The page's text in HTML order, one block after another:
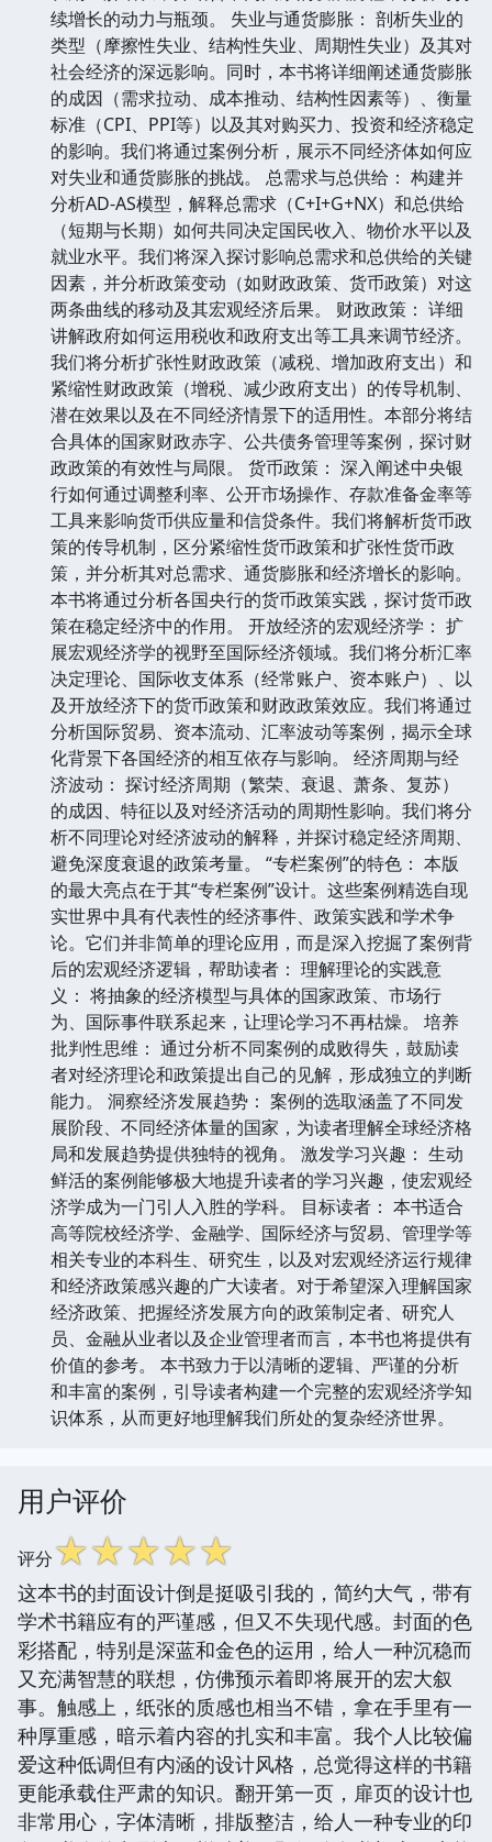
续增长的动力与瓶颈。 失业与通货膨胀： 剖析失业的
类型（摩擦性失业、结构性失业、周期性失业）及其对
社会经济的深远影响。同时，本书将详细阐述通货膨胀
的成因（需求拉动、成本推动、结构性因素等）、衡量
标准（CPI、PPI等）以及其对购买力、投资和经济稳定
的影响。我们将通过案例分析，展示不同经济体如何应
对失业和通货膨胀的挑战。 总需求与总供给： 构建并
分析AD-AS模型，解释总需求（C+I+G+NX）和总供给
（短期与长期）如何共同决定国民收入、物价水平以及
就业水平。我们将深入探讨影响总需求和总供给的关键
因素，并分析政策变动（如财政政策、货币政策）对这
两条曲线的移动及其宏观经济后果。 财政政策： 详细
讲解政府如何运用税收和政府支出等工具来调节经济。
我们将分析扩张性财政政策（减税、增加政府支出）和
紧缩性财政政策（增税、减少政府支出）的传导机制、
潜在效果以及在不同经济情景下的适用性。本部分将结
合具体的国家财政赤字、公共债务管理等案例，探讨财
政政策的有效性与局限。 货币政策： 深入阐述中央银
行如何通过调整利率、公开市场操作、存款准备金率等
工具来影响货币供应量和信贷条件。我们将解析货币政
策的传导机制，区分紧缩性货币政策和扩张性货币政
策，并分析其对总需求、通货膨胀和经济增长的影响。
本书将通过分析各国央行的货币政策实践，探讨货币政
策在稳定经济中的作用。 开放经济的宏观经济学： 扩
展宏观经济学的视野至国际经济领域。我们将分析汇率
决定理论、国际收支体系（经常账户、资本账户）、以
及开放经济下的货币政策和财政政策效应。我们将通过
分析国际贸易、资本流动、汇率波动等案例，揭示全球
化背景下各国经济的相互依存与影响。 经济周期与经
济波动： 探讨经济周期（繁荣、衰退、萧条、复苏）
的成因、特征以及对经济活动的周期性影响。我们将分
析不同理论对经济波动的解释，并探讨稳定经济周期、
避免深度衰退的政策考量。 “专栏案例”的特色： 本版
的最大亮点在于其“专栏案例”设计。这些案例精选自现
实世界中具有代表性的经济事件、政策实践和学术争
论。它们并非简单的理论应用，而是深入挖掘了案例背
后的宏观经济逻辑，帮助读者： 理解理论的实践意
义： 将抽象的经济模型与具体的国家政策、市场行
为、国际事件联系起来，让理论学习不再枯燥。 培养
批判性思维： 通过分析不同案例的成败得失，鼓励读
者对经济理论和政策提出自己的见解，形成独立的判断
能力。 洞察经济发展趋势： 案例的选取涵盖了不同发
展阶段、不同经济体量的国家，为读者理解全球经济格
局和发展趋势提供独特的视角。 激发学习兴趣： 生动
鲜活的案例能够极大地提升读者的学习兴趣，使宏观经
济学成为一门引人入胜的学科。 目标读者： 本书适合
高等院校经济学、金融学、国际经济与贸易、管理学等
相关专业的本科生、研究生，以及对宏观经济运行规律
和经济政策感兴趣的广大读者。对于希望深入理解国家
经济政策、把握经济发展方向的政策制定者、研究人
员、金融从业者以及企业管理者而言，本书也将提供有
价值的参考。 本书致力于以清晰的逻辑、严谨的分析
和丰富的案例，引导读者构建一个完整的宏观经济学知
识体系，从而更好地理解我们所处的复杂经济世界。
用户评价
评分☆☆☆☆☆
这本书的封面设计倒是挺吸引我的，简约大气，带有
学术书籍应有的严谨感，但又不失现代感。封面的色
彩搭配，特别是深蓝和金色的运用，给人一种沉稳而
又充满智慧的联想，仿佛预示着即将展开的宏大叙
事。触感上，纸张的质感也相当不错，拿在手里有一
种厚重感，暗示着内容的扎实和丰富。我个人比较偏
爱这种低调但有内涵的设计风格，总觉得这样的书籍
更能承载住严肃的知识。翻开第一页，扉页的设计也
非常用心，字体清晰，排版整洁，给人一种专业的印